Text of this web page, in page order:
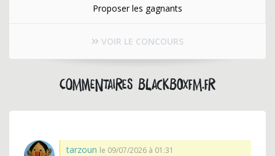
Proposer les gagnants
VOIR LE CONCOURS
Commentaires blackboxfm.fr
tarzoun le 09/07/2026 à 01:31